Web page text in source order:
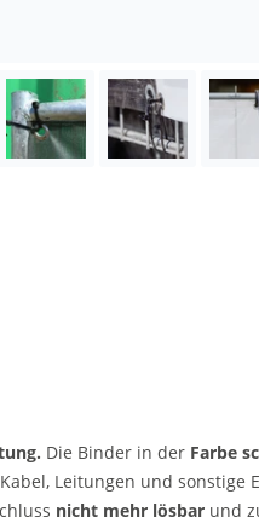
Die Binder in der Farbe
Leitungen und sonstige
nicht mehr lösbar und